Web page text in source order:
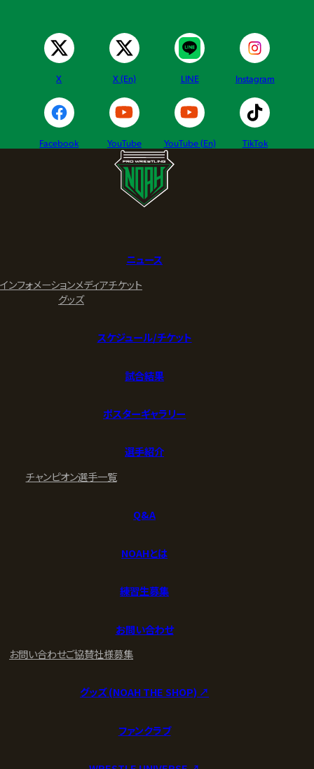
X X (En) LINE Instagram
Facebook YouTube YouTube (En) TikTok
ニュース
インフォメーションメディアチケット
グッズ
スケジュール/チケット
試合結果
ポスターギャラリー
選手紹介
チャンピオン選手一覧
Q&A
NOAHとは
練習生募集
お問い合わせ
お問い合わせご協賛社様募集
グッズ (NOAH THE SHOP) ↗︎
ファンクラブ